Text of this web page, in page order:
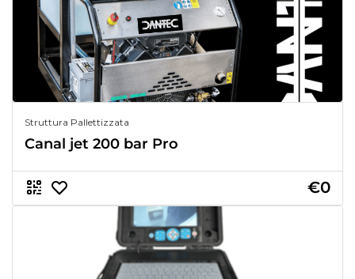
Struttura Pallettizzata
Canal jet 200 bar Pro
€0